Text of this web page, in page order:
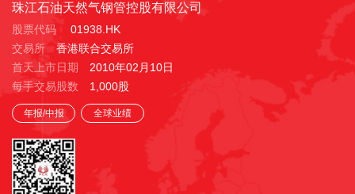
珠江石油天然气钢管控股有限公司
股票代码
01938.HK
交易所
香港联合交易所
首天上市日期
2010年02月10日
每手交易股数
1,000股
年报/中报 全球业绩